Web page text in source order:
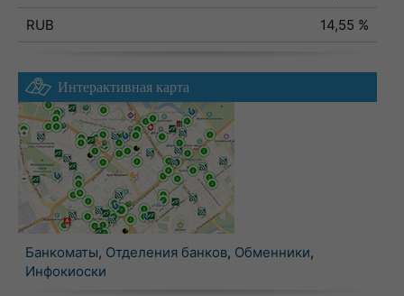
RUB
14,55 %
Интерактивная карта
Банкоматы, Отделения банков, Обменники,
Инфокиоски